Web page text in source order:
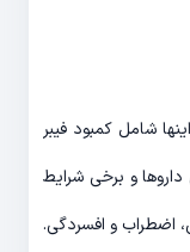
شامل کمبود فیبر
و برخی شرایط
اضطراب و افسردگی.